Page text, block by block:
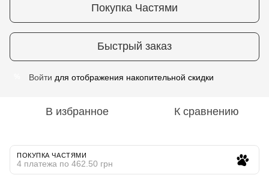
Покупка Частями
Быстрый заказ
Войти для отображения накопительной скидки
В избранное К сравнению
ПОКУПКА ЧАСТЯМИ
4 платежа по 462.50 грн